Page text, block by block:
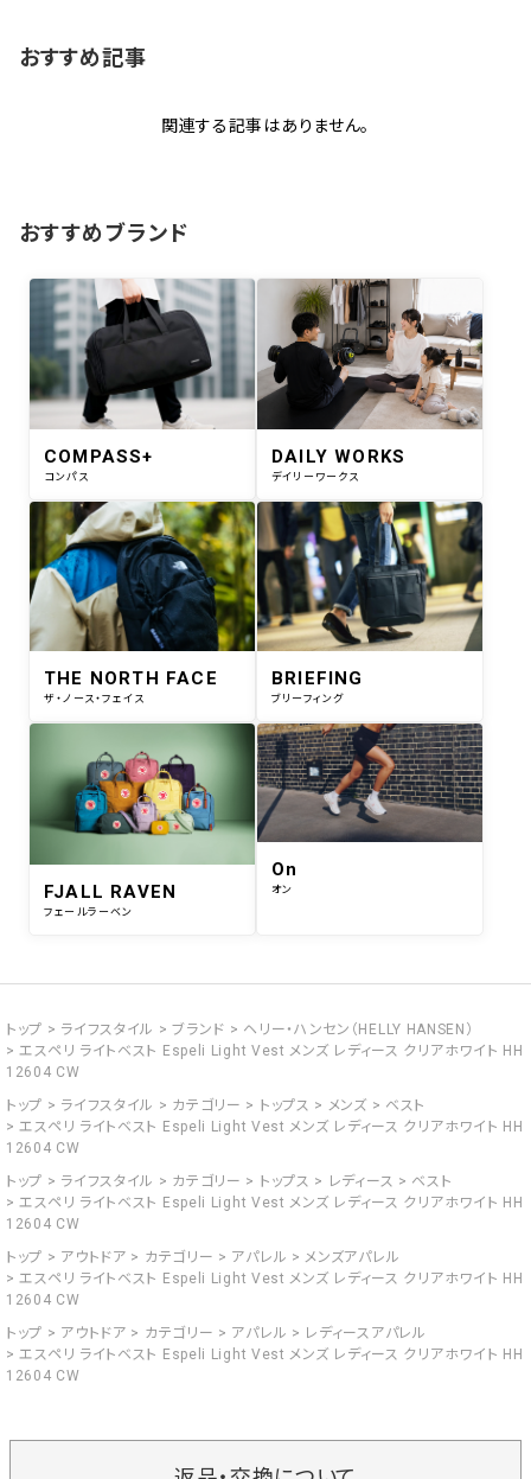
おすすめ記事
関連する記事はありません。
おすすめブランド
COMPASS+
コンパス
DAILY WORKS
デイリーワークス
THE NORTH FACE
ザ・ノース・フェイス
BRIEFING
ブリーフィング
FJALL RAVEN
フェールラーベン
On
オン
トップ ライフスタイル ブランド
ヘリー・ハンセン（HELLY HANSEN）
エスペリ ライトベスト Espeli Light Vest メンズ レディース クリアホワイト HH
12604 CW
トップ
ライフスタイル カテゴリー トップス メンズ
ベスト
エスペリ ライトベスト Espeli Light Vest メンズ レディース クリアホワイト HH
12604 CW
トップ
ライフスタイル カテゴリー トップス レディース
ベスト
エスペリ ライトベスト Espeli Light Vest メンズ レディース クリアホワイト HH
12604 CW
トップ
アウトドア カテゴリー アパレル
メンズアパレル
エスペリ ライトベスト Espeli Light Vest メンズ レディース クリアホワイト HH
12604 CW
トップ
アウトドア カテゴリー アパレル
レディースアパレル
エスペリ ライトベスト Espeli Light Vest メンズ レディース クリアホワイト HH
12604 CW